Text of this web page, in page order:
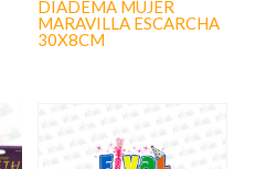
DIADEMA MUJER
MARAVILLA ESCARCHA
30X8CM